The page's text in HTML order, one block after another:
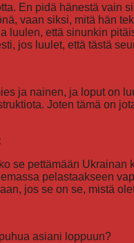
En pidä hänestä vain
vaan siksi, mitä hän
luulen, että sinunkin
jos luulet, että tästä
ja nainen, ja loput on
Joten tämä on
se pettämään Ukrainan
pelastaakseen
jos se on se, mistä
asiani loppuun?